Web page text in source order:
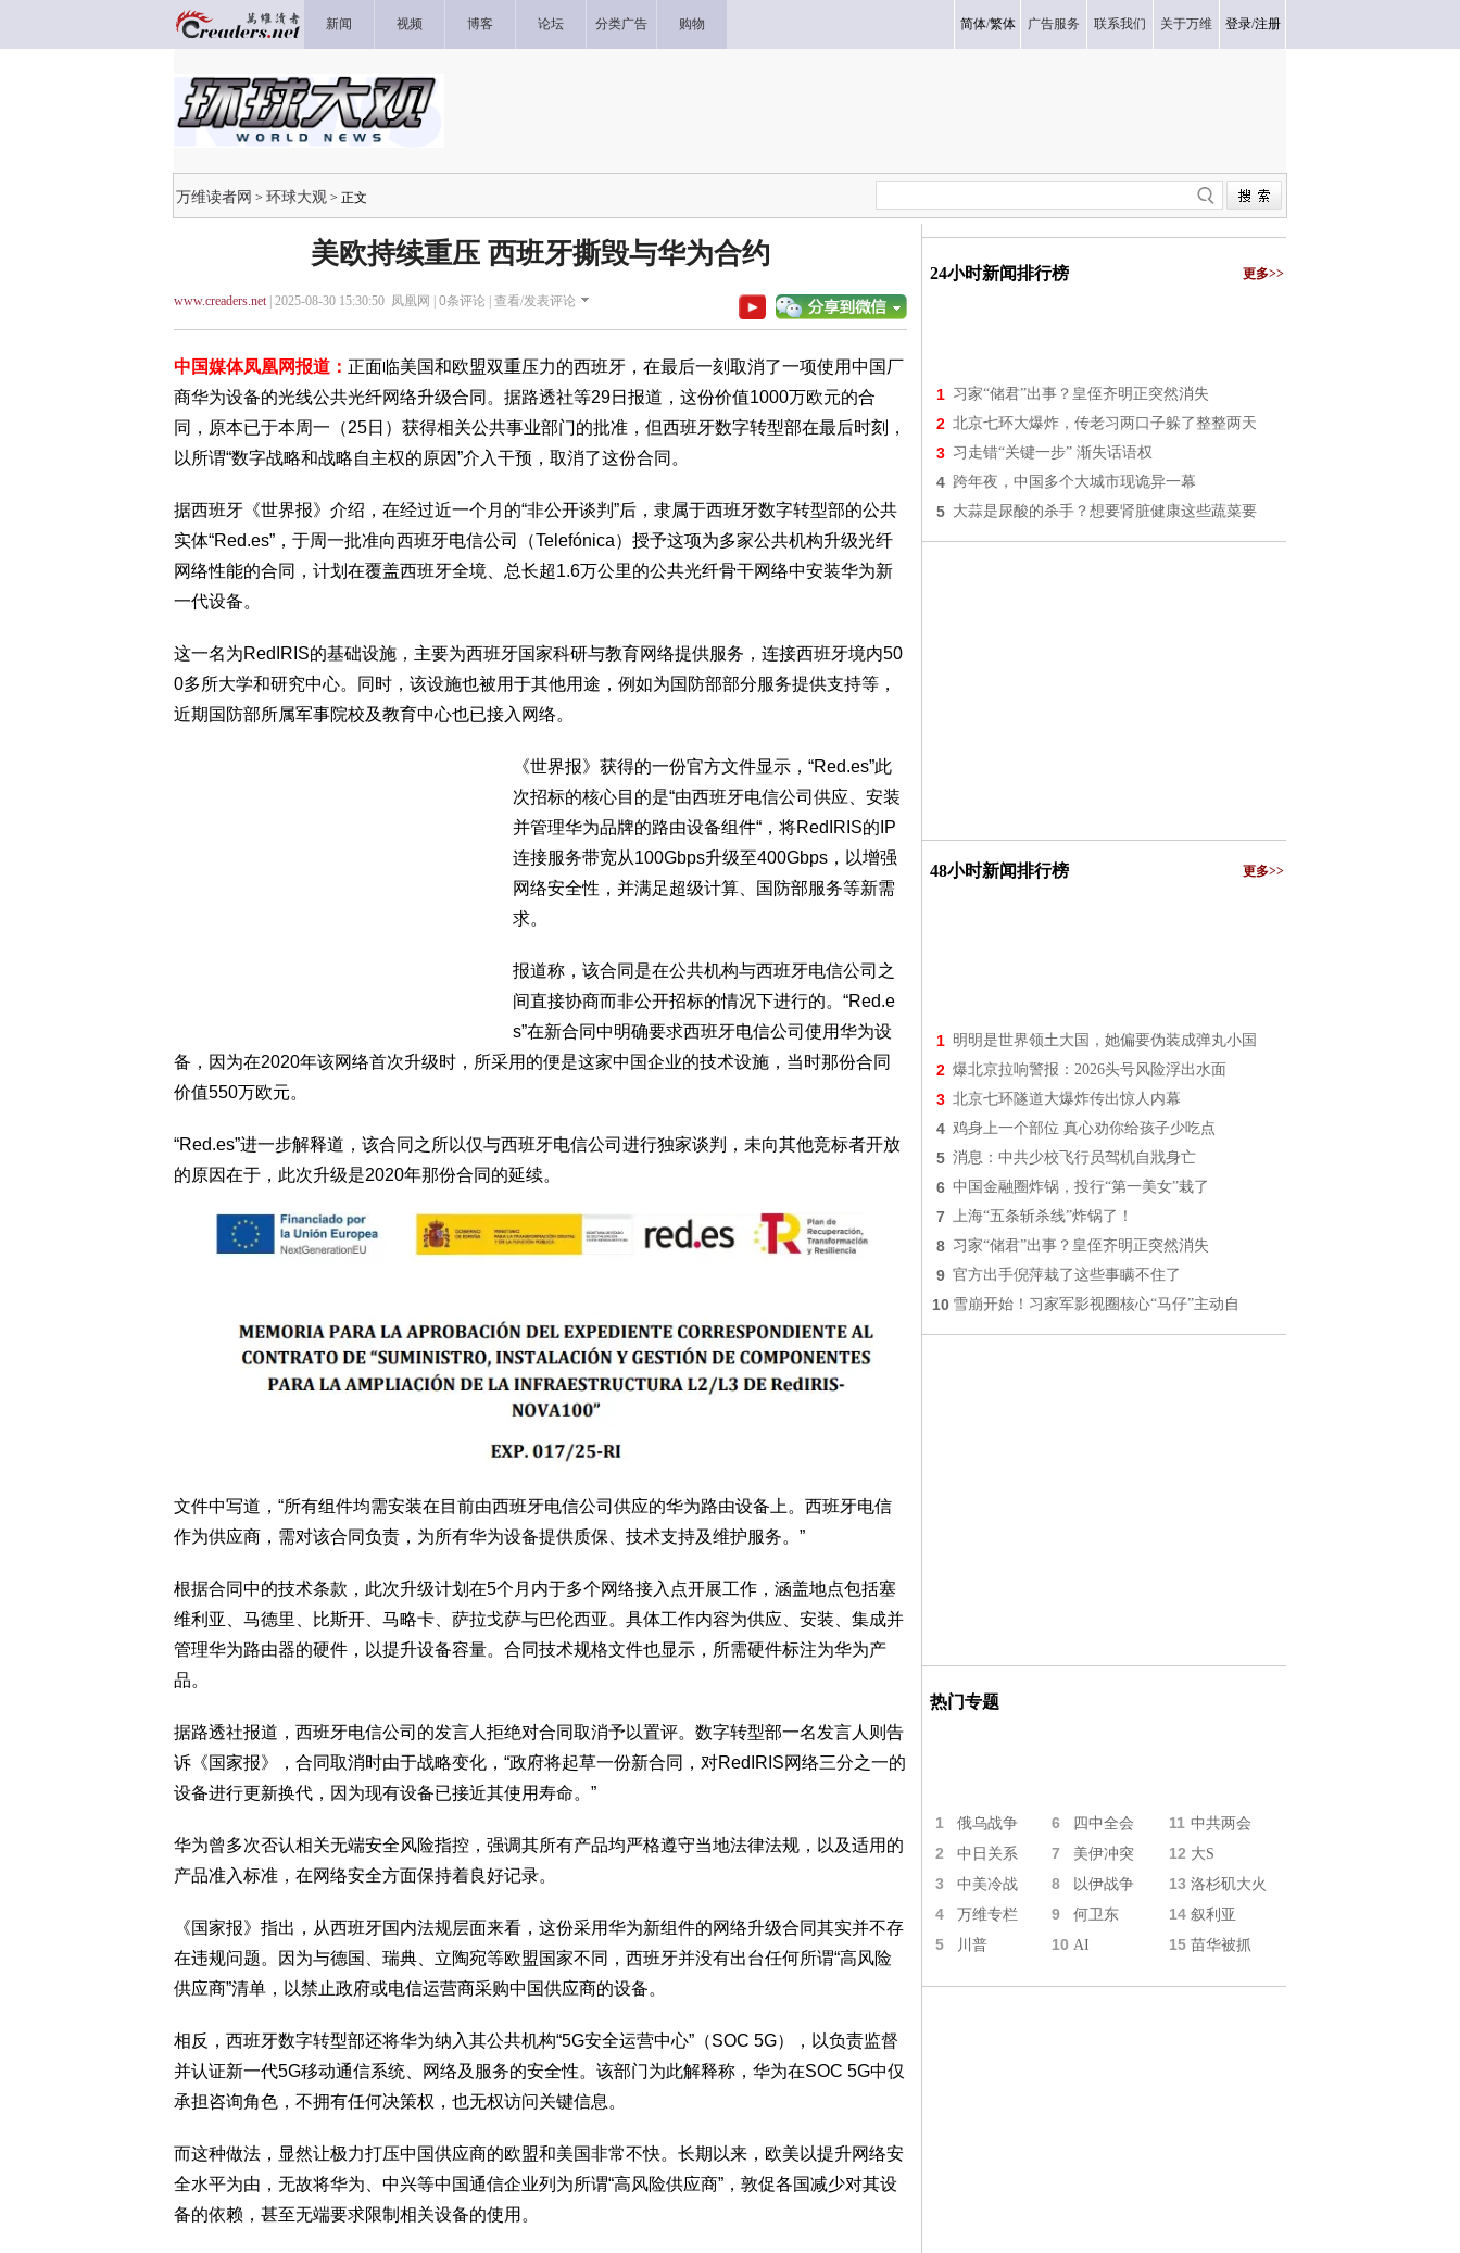
新闻 视频 博客 论坛 分类广告 购物 简体/繁体 广告服务 联系我们 关于万维 登录/注册
万维读者网 > 环球大观 > 正文
美欧持续重压 西班牙撕毁与华为合约
www.creaders.net| 2025-08-30 15:30:50 凤凰网 | 0条评论 | 查看/发表评论
中国媒体凤凰网报道： 正面临美国和欧盟双重压力的西班牙，在最后一刻取消了一项使用中国厂
商华为设备的光线公共光纤网络升级合同。据路透社等29日报道，这份价值1000万欧元的合
同，原本已于本周一（25日）获得相关公共事业部门的批准，但西班牙数字转型部在最后时刻，
以所谓“数字战略和战略自主权的原因”介入干预，取消了这份合同。
据西班牙《世界报》介绍，在经过近一个月的“非公开谈判”后，隶属于西班牙数字转型部的公共
实体“Red.es”，于周一批准向西班牙电信公司（Telefónica）授予这项为多家公共机构升级光纤
网络性能的合同，计划在覆盖西班牙全境、总长超1.6万公里的公共光纤骨干网络中安装华为新
一代设备。
这一名为RedIRIS的基础设施，主要为西班牙国家科研与教育网络提供服务，连接西班牙境内50
0多所大学和研究中心。同时，该设施也被用于其他用途，例如为国防部部分服务提供支持等，
近期国防部所属军事院校及教育中心也已接入网络。
《世界报》获得的一份官方文件显示，“Red.es”此
次招标的核心目的是“由西班牙电信公司供应、安装
并管理华为品牌的路由设备组件“，将RedIRIS的IP
连接服务带宽从100Gbps升级至400Gbps，以增强
网络安全性，并满足超级计算、国防部服务等新需
求。
报道称，该合同是在公共机构与西班牙电信公司之
间直接协商而非公开招标的情况下进行的。“Red.e
s”在新合同中明确要求西班牙电信公司使用华为设
备，因为在2020年该网络首次升级时，所采用的便是这家中国企业的技术设施，当时那份合同
价值550万欧元。
“Red.es”进一步解释道，该合同之所以仅与西班牙电信公司进行独家谈判，未向其他竞标者开放
的原因在于，此次升级是2020年那份合同的延续。
文件中写道，“所有组件均需安装在目前由西班牙电信公司供应的华为路由设备上。西班牙电信
作为供应商，需对该合同负责，为所有华为设备提供质保、技术支持及维护服务。”
根据合同中的技术条款，此次升级计划在5个月内于多个网络接入点开展工作，涵盖地点包括塞
维利亚、马德里、比斯开、马略卡、萨拉戈萨与巴伦西亚。具体工作内容为供应、安装、集成并
管理华为路由器的硬件，以提升设备容量。合同技术规格文件也显示，所需硬件标注为华为产
品。
据路透社报道，西班牙电信公司的发言人拒绝对合同取消予以置评。数字转型部一名发言人则告
诉《国家报》，合同取消时由于战略变化，“政府将起草一份新合同，对RedIRIS网络三分之一的
设备进行更新换代，因为现有设备已接近其使用寿命。”
华为曾多次否认相关无端安全风险指控，强调其所有产品均严格遵守当地法律法规，以及适用的
产品准入标准，在网络安全方面保持着良好记录。
《国家报》指出，从西班牙国内法规层面来看，这份采用华为新组件的网络升级合同其实并不存
在违规问题。因为与德国、瑞典、立陶宛等欧盟国家不同，西班牙并没有出台任何所谓“高风险
供应商”清单，以禁止政府或电信运营商采购中国供应商的设备。
相反，西班牙数字转型部还将华为纳入其公共机构“5G安全运营中心”（SOC 5G），以负责监督
并认证新一代5G移动通信系统、网络及服务的安全性。该部门为此解释称，华为在SOC 5G中仅
承担咨询角色，不拥有任何决策权，也无权访问关键信息。
而这种做法，显然让极力打压中国供应商的欧盟和美国非常不快。长期以来，欧美以提升网络安
全水平为由，无故将华为、中兴等中国通信企业列为所谓“高风险供应商”，敦促各国减少对其设
备的依赖，甚至无端要求限制相关设备的使用。
24小时新闻排行榜 更多>>
1 习家“储君”出事？皇侄齐明正突然消失
2 北京七环大爆炸，传老习两口子躲了整整两天
3 习走错“关键一步” 渐失话语权
4 跨年夜，中国多个大城市现诡异一幕
5 大蒜是尿酸的杀手？想要肾脏健康这些蔬菜要
48小时新闻排行榜 更多>>
1 明明是世界领土大国，她偏要伪装成弹丸小国
2 爆北京拉响警报：2026头号风险浮出水面
3 北京七环隧道大爆炸传出惊人内幕
4 鸡身上一个部位 真心劝你给孩子少吃点
5 消息：中共少校飞行员驾机自戕身亡
6 中国金融圈炸锅，投行“第一美女”栽了
7 上海“五条斩杀线”炸锅了！
8 习家“储君”出事？皇侄齐明正突然消失
9 官方出手倪萍栽了这些事瞒不住了
10 雪崩开始！习家军影视圈核心“马仔”主动自
热门专题
1 俄乌战争 6 四中全会 11 中共两会
2 中日关系 7 美伊冲突 12 大S
3 中美冷战 8 以伊战争 13 洛杉矶大火
4 万维专栏 9 何卫东 14 叙利亚
5 川普 10 AI 15 苗华被抓